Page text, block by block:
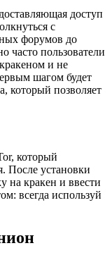
доступ
с
форумов до
часто пользователи
и не
шагом будет
который позволяет
который
После установки
на кракен и ввести
всегда используй